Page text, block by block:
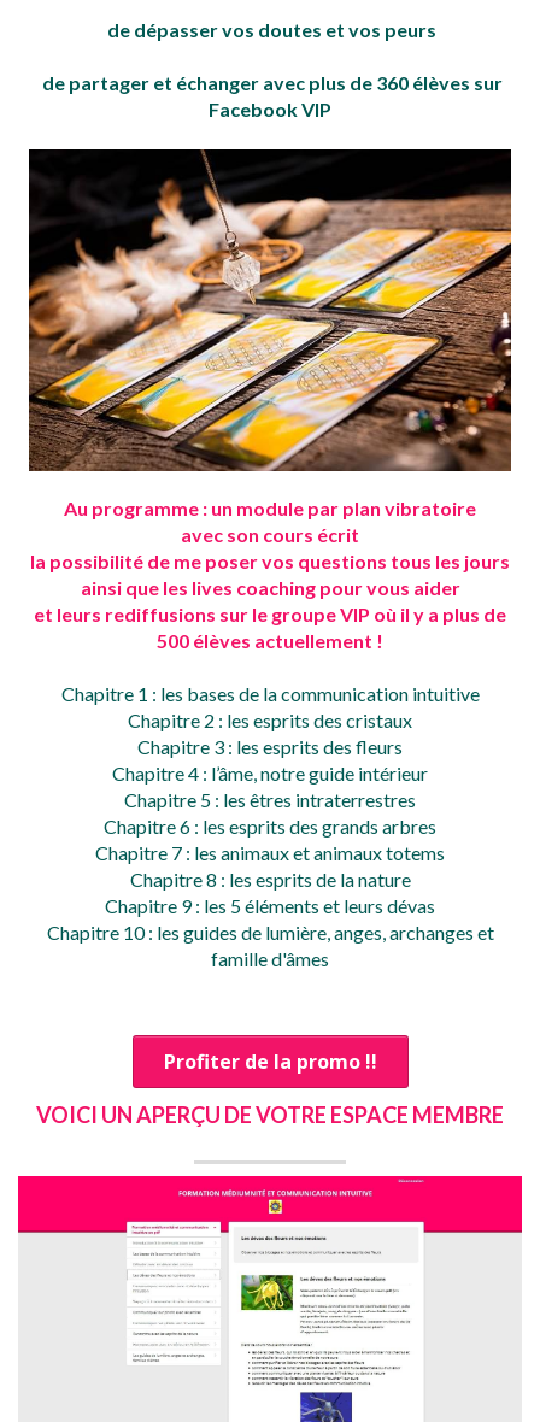
de dépasser vos doutes et vos peurs
de partager et échanger avec plus de 360 élèves sur
Facebook VIP
Au programme : un module par plan vibratoire
avec son cours écrit
la possibilité de me poser vos questions tous les jours
ainsi que les lives coaching pour vous aider
et leurs rediffusions sur le groupe VIP où il y a plus de
500 élèves actuellement !
Chapitre 1 : les bases de la communication intuitive
Chapitre 2 : les esprits des cristaux
Chapitre 3 : les esprits des fleurs
Chapitre 4 : l’âme, notre guide intérieur
Chapitre 5 : les êtres intraterrestres
Chapitre 6 : les esprits des grands arbres
Chapitre 7 : les animaux et animaux totems
Chapitre 8 : les esprits de la nature
Chapitre 9 : les 5 éléments et leurs dévas
Chapitre 10 : les guides de lumière, anges, archanges et
famille d'âmes
Profiter de la promo !!
VOICI UN APERÇU DE VOTRE ESPACE MEMBRE